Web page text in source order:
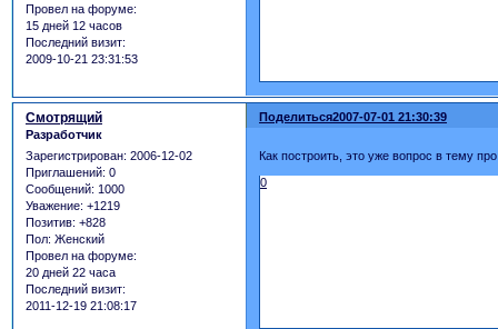
Провел на форуме:
15 дней 12 часов
Последний визит:
2009-10-21 23:31:53
Поделиться2007-07-01 21:30:39
Смотрящий
Разработчик
Зарегистрирован: 2006-12-02
Приглашений: 0
Сообщений: 1000
Уважение: +1219
Позитив: +828
Пол: Женский
Провел на форуме:
20 дней 22 часа
Последний визит:
2011-12-19 21:08:17
Как построить, это уже вопрос в тему
0